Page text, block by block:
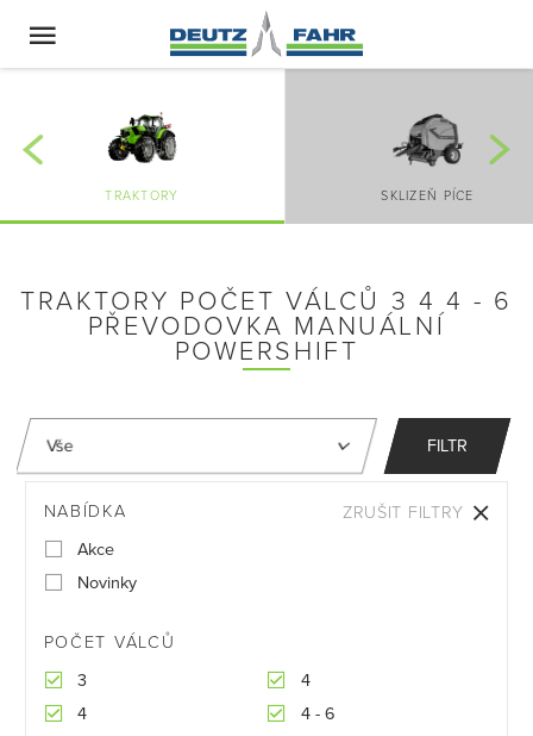
TRAKTORY SKLIZEŇ PÍCE
TRAKTORY POČET VÁLCŮ 3 4 4 - 6
PŘEVODOVKA MANUÁLNÍ
POWERSHIFT
FILTR
NABÍDKA
Akce
Novinky
POČET VÁLCŮ
3
4
4
4 - 6
ZRUŠIT FILTRY